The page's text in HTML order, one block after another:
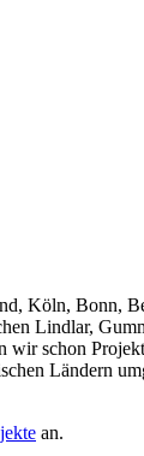
Köln, Bonn,
Lindlar,
wir schon
Ländern
an.